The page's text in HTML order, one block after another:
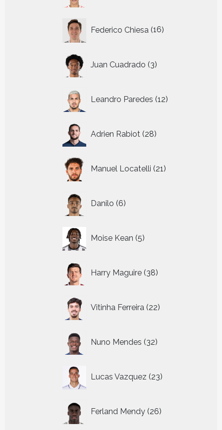
Federico Chiesa 16
producten
Juan Cuadrado 3
producten
Leandro Paredes 12
producten
Adrien Rabiot 28
producten
Manuel Locatelli 21
producten
Danilo 6
producten
Moise Kean 5
producten
Harry Maguire 38
producten
Vitinha Ferreira 22
producten
Nuno Mendes 32
producten
Lucas Vazquez 23
producten
Ferland Mendy 26
producten